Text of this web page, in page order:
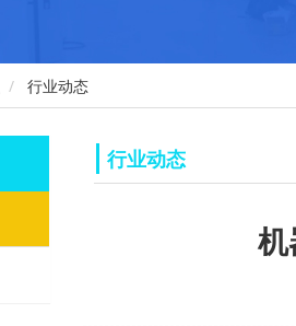
行业动态
行业动态